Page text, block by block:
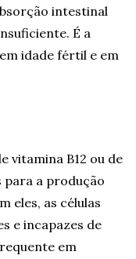
intestinal
É a
idade fértil e em
vitamina B12 ou de
para a produção
eles, as células
e incapazes de
em